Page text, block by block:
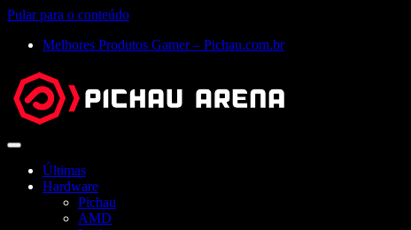
Pular para o conteúdo
Melhores Produtos Gamer – Pichau.com.br
Abrir
Últimas
Hardware
Pichau
AMD